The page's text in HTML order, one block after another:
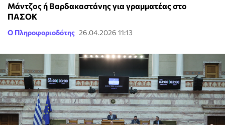
Μάντζος ή Βαρδακαστάνης για γραμματέας στο
ΠΑΣΟΚ
Ο Πληροφοριοδότης 26.04.2026 11:13